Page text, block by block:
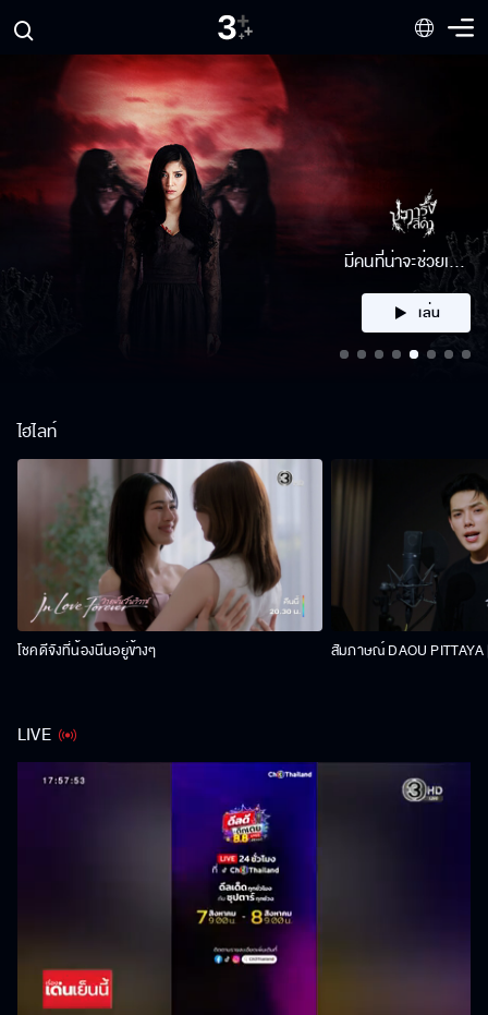
คลิก
ไฮไลท์
โชคดีจังที่น้องนีนอยู่ข้างๆ สัมภาษณ์ DAOU PITTAYA
LIVE
Unmute